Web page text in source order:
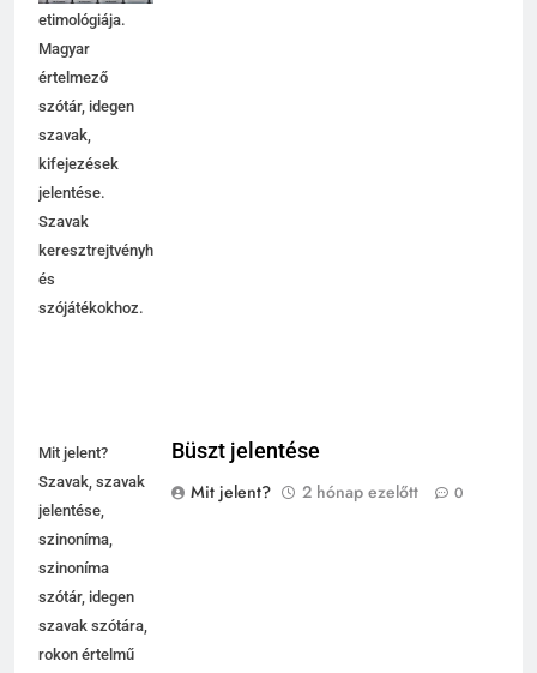
etimológiája.
Magyar
értelmező
szótár, idegen
szavak,
kifejezések
jelentése.
Szavak
keresztrejtvényhez
és
szójátékokhoz.
Mit jelent?
Szavak, szavak
jelentése,
szinoníma,
szinoníma
szótár, idegen
szavak szótára,
rokon értelmű
Büszt jelentése
Mit jelent?
2 hónap ezelőtt 0